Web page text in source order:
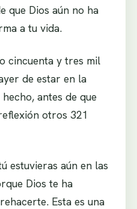
que Dios aún no ha
a tu vida.
cincuenta y tres mil
de estar en la
antes de que
otros 321
estuvieras aún en las
Dios te ha
Esta es una